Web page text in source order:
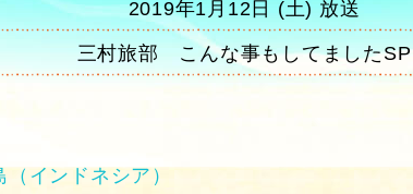
2019年1月12日 (土) 放送
三村旅部 こんな事もしてましたSP
インドネシア）